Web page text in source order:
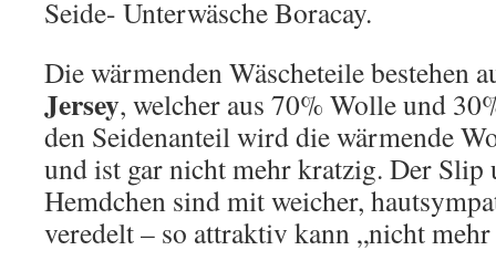
Seide- Unterwäsche Boracay.
Die wärmenden Wäscheteile bestehen
Jersey, welcher aus 70% Wolle und
den Seidenanteil wird die wärmende
und ist gar nicht mehr kratzig. Der Slip
Hemdchen sind mit weicher,
veredelt – so attraktiv kann „nicht